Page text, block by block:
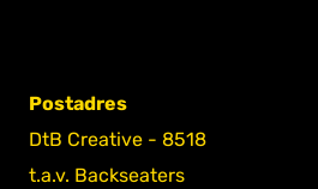
Postadres
DtB Creative - 8518
t.a.v. Backseaters